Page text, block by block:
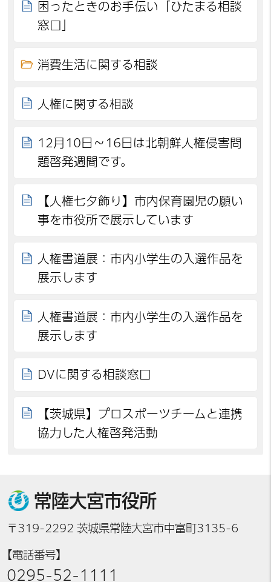
困ったときのお手伝い「ひたまる相談
窓口」
消費生活に関する相談
人権に関する相談
12月10日～16日は北朝鮮人権侵害問
題啓発週間です。
【人権七夕飾り】市内保育園児の願い
事を市役所で展示しています
人権書道展：市内小学生の入選作品を
展示します
人権書道展：市内小学生の入選作品を
展示します
DVに関する相談窓口
【茨城県】プロスポーツチームと連携
協力した人権啓発活動
常陸大宮市役所
〒319-2292 茨城県常陸大宮市中富町3135-6
【電話番号】
0295-52-1111